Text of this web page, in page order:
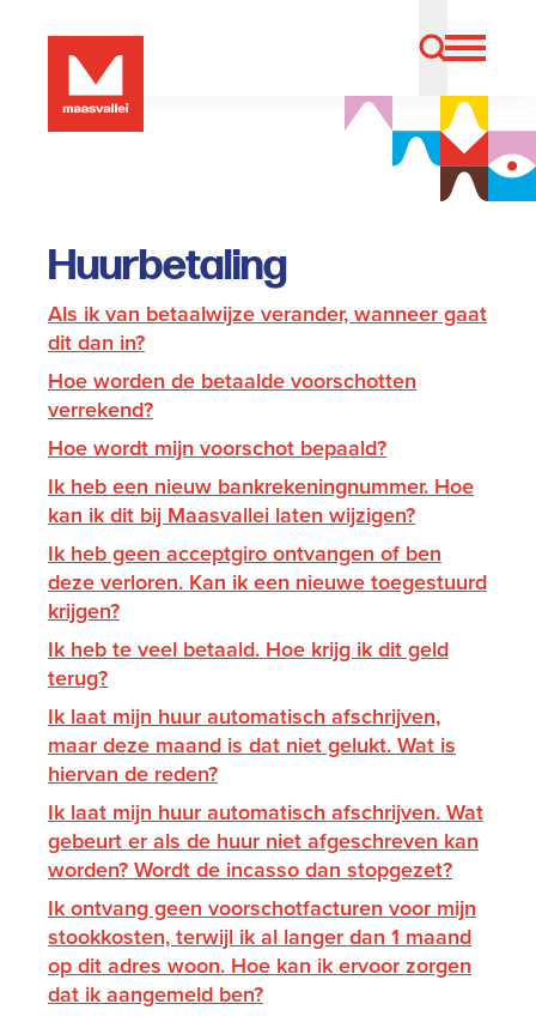
Huurbetaling
Als ik van betaalwijze verander, wanneer gaat
dit dan in?
Hoe worden de betaalde voorschotten
verrekend?
Hoe wordt mijn voorschot bepaald?
Ik heb een nieuw bankrekeningnummer. Hoe
kan ik dit bij Maasvallei laten wijzigen?
Ik heb geen acceptgiro ontvangen of ben
deze verloren. Kan ik een nieuwe toegestuurd
krijgen?
Ik heb te veel betaald. Hoe krijg ik dit geld
terug?
Ik laat mijn huur automatisch afschrijven,
maar deze maand is dat niet gelukt. Wat is
hiervan de reden?
Ik laat mijn huur automatisch afschrijven. Wat
gebeurt er als de huur niet afgeschreven kan
worden? Wordt de incasso dan stopgezet?
Ik ontvang geen voorschotfacturen voor mijn
stookkosten, terwijl ik al langer dan 1 maand
op dit adres woon. Hoe kan ik ervoor zorgen
dat ik aangemeld ben?